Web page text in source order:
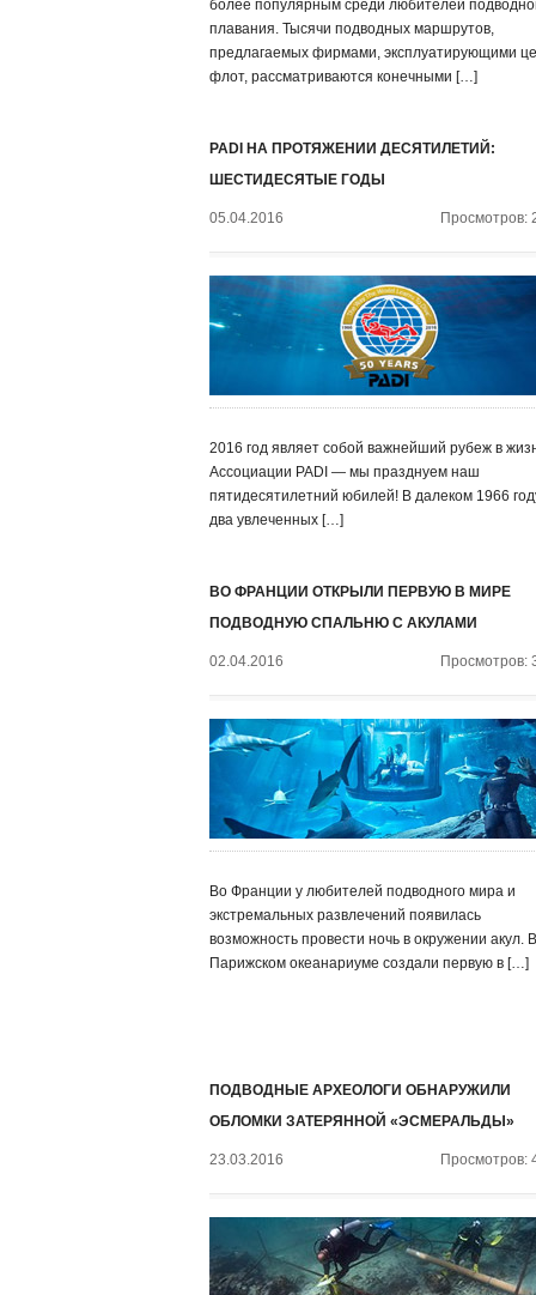
более популярным среди любителей
плавания. Тысячи подводных маршрутов,
предлагаемых фирмами, эксплуатирующими
флот, рассматриваются конечными […]
PADI НА ПРОТЯЖЕНИИ ДЕСЯТИЛЕТИЙ:
ШЕСТИДЕСЯТЫЕ ГОДЫ
05.04.2016 Просмотров:
2016 год являет собой важнейший рубеж в
Ассоциации PADI — мы празднуем наш
пятидесятилетний юбилей! В далеком 1966
два увлеченных […]
ВО ФРАНЦИИ ОТКРЫЛИ ПЕРВУЮ В МИРЕ
ПОДВОДНУЮ СПАЛЬНЮ С АКУЛАМИ
02.04.2016 Просмотров:
Во Франции у любителей подводного мира и
экстремальных развлечений появилась
возможность провести ночь в окружении акул. В
Парижском океанариуме создали первую в […]
ПОДВОДНЫЕ АРХЕОЛОГИ ОБНАРУЖИЛИ
ОБЛОМКИ ЗАТЕРЯННОЙ «ЭСМЕРАЛЬДЫ»
23.03.2016 Просмотров: